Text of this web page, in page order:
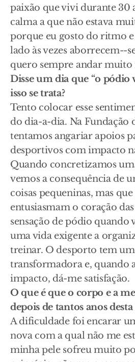
paixão que vivi durante 30
calma a que não estava
porque eu gosto do ritmo e
lado às vezes aborrecem--
quero sempre andar muito
Disse um dia que “o pódio
isso se trata?
Tento colocar esse
do dia-a-dia. Na Fundação
tentamos angariar apoios
desportivos com impacto
Quando concretizamos
vemos a consequência de
coisas pequeninas, mas
entusiasmam o coração das
sensação de pódio quando
uma vida exigente a
treinar. O desporto tem
transformadora e, quando
impacto, dá-me satisfação.
O que é que o corpo e a
depois de tantos anos
A dificuldade foi encarar
nova com a qual não me
minha pele sofreu muito